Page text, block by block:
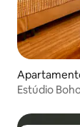
Estúdio